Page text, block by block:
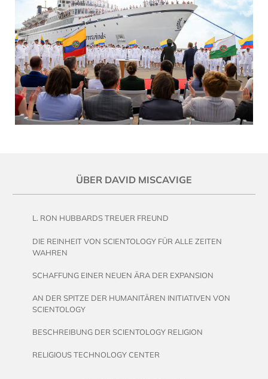
ÜBER DAVID MISCAVIGE
L. RON HUBBARDS TREUER FREUND
DIE REINHEIT VON SCIENTOLOGY FÜR ALLE ZEITEN
WAHREN
SCHAFFUNG EINER NEUEN ÄRA DER EXPANSION
AN DER SPITZE DER HUMANITÄREN INITIATIVEN VON
SCIENTOLOGY
BESCHREIBUNG DER SCIENTOLOGY RELIGION
RELIGIOUS TECHNOLOGY CENTER